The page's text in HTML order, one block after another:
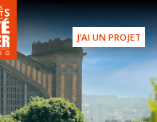
J’AI UN PROJET